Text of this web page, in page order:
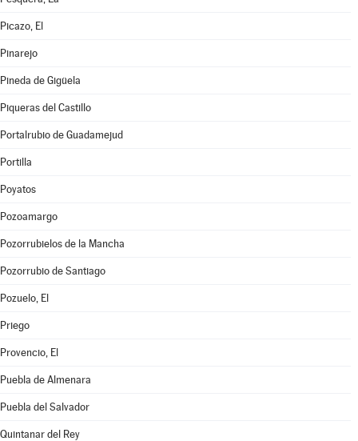
Picazo, El
Pinarejo
Pineda de Gigüela
Piqueras del Castillo
Portalrubio de Guadamejud
Portilla
Poyatos
Pozoamargo
Pozorrubielos de la Mancha
Pozorrubio de Santiago
Pozuelo, El
Priego
Provencio, El
Puebla de Almenara
Puebla del Salvador
Quintanar del Rey